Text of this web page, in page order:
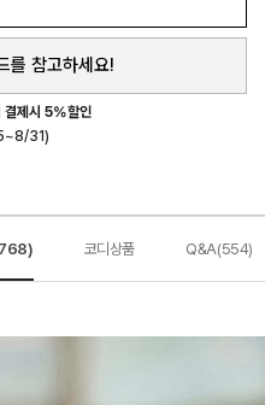
를 참고하세요!
결제시 5%할인
31)
코디상품 Q&A(554)